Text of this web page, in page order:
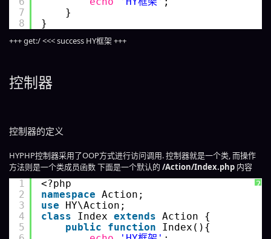
7
8
}
}
+++ get:/ <<< success HY框架 +++
控制器
控制器的定义
HYPHP控制器采用了OOP方式进行访问调用. 控制器就是一个类, 而操作
方法则是一个类成员函数 下面是一个默认的 /Action/Index.php 内容
?
1
2
3
4
5
<?php
namespace Action;
use
HY\Action;
class
Index extends Action {
public
function
Index(){